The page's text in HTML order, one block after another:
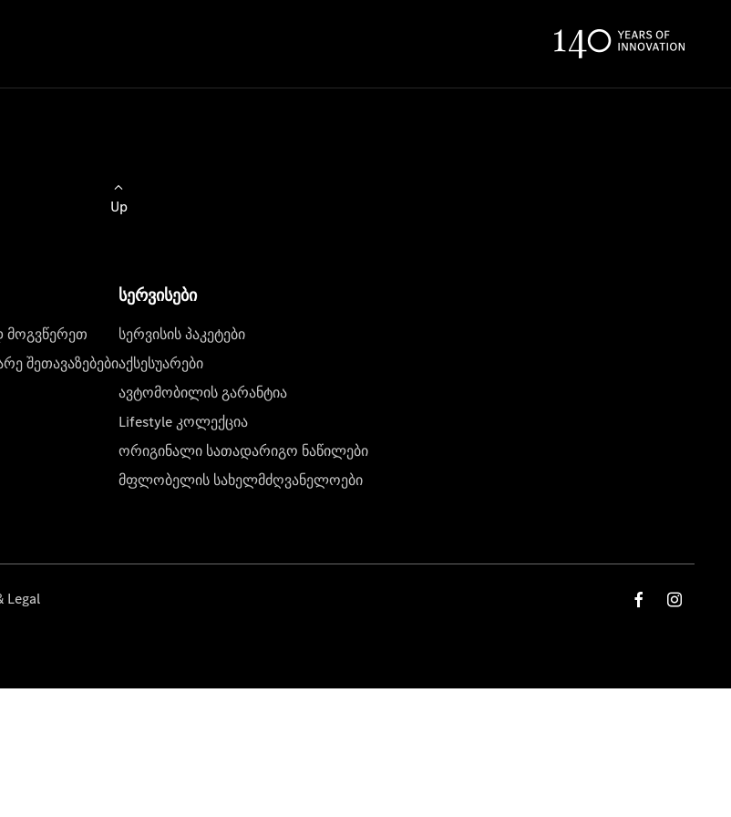
Up
მოგვწერეთ
შეთავაზებები
სერვისები
სერვისის პაკეტები
აქსესუარები
ავტომობილის გარანტია
Lifestyle კოლექცია
ორიგინალი სათადარიგო ნაწილები
მფლობელის სახელმძღვანელოები
Legal